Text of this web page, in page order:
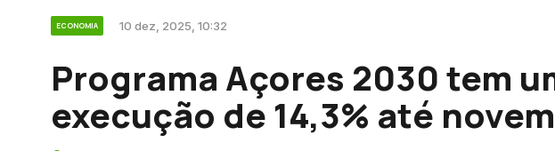
ECONOMIA 10 dez, 2025, 10:32
Programa Açores 2030 tem
execução de 14,3% até